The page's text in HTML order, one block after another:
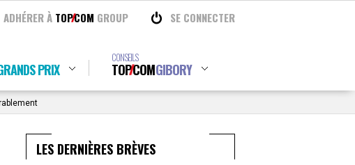
ADHÉRER À TOPCOM GROUP SE CONNECTER
PRIX
CONSEILS
TOPCOMGIBORY
LES DERNIÈRES BRÈVES